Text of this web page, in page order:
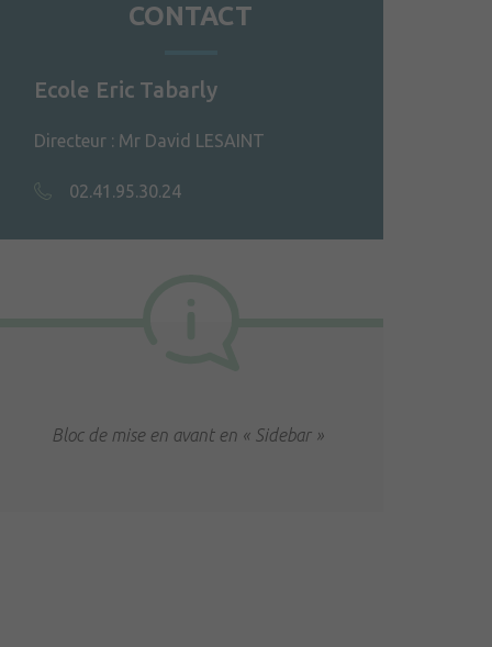
CONTACT
Ecole Eric Tabarly
Directeur : Mr David LESAINT
02.41.95.30.24
Bloc de mise en avant en « Sidebar »